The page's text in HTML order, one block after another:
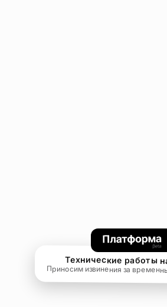
Технические работы
Приносим извинения за